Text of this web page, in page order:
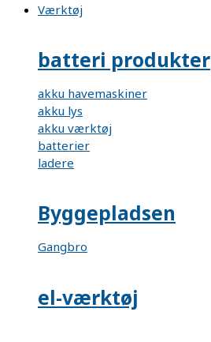
Værktøj
batteri produkter
akku havemaskiner
akku lys
akku værktøj
batterier
ladere
Byggepladsen
Gangbro
el-værktøj